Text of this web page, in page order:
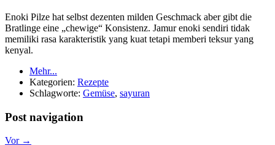
Enoki Pilze hat selbst dezenten milden Geschmack aber gibt die
Bratlinge eine „chewige“ Konsistenz. Jamur enoki sendiri tidak
memiliki rasa karakteristik yang kuat tetapi memberi teksur yang
kenyal.
Mehr...
Kategorien: Rezepte
Schlagworte: Gemüse, sayuran
Post navigation
Vor →